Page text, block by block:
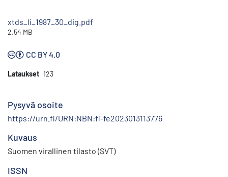
xtds_li_1987_30_dig.pdf
2.54 MB
CC BY 4.0
Lataukset 123
Pysyvä osoite
https://urn.fi/URN:NBN:fi-fe2023013113776
Kuvaus
Suomen virallinen tilasto (SVT)
ISSN